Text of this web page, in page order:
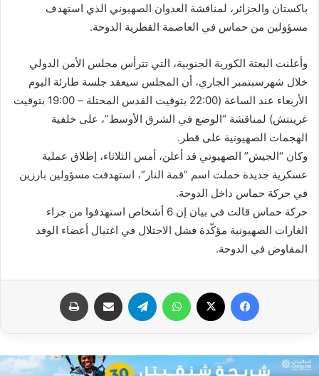
باكستان والجزائر، لمناقشة العدوان الصهيوني الذي استهدف
مسؤولين من حماس في العاصمة القطرية الدوحة.
وأعلنت البعثة الكورية الجنوبية، التي تترأس مجلس الأمن الدولي
خلال شهرسبتمبر الجاري، أن المجلس سيعقد جلسة طارئة اليوم
الأربعاء عند الساعة (22:00 بتوقيت القدس المحتلة – 19:00 بتوقيت
غرينتش) لمناقشة “الوضع في الشرق الأوسط”، على خلفية
الهجمات الصهيونية على قطر.
وكان “الجيش” الصهيوني قد أعلن، أمس الثلاثاء، إطلاق عملية
عسكرية جديدة حملت اسم “قمة النار”، استهدفت مسؤولين بارزين
في حركة حماس داخل الدوحة.
حركة حماس قالت في بيان إن 6 أشخاص استهدفوا من جراء
الغارات الصهيونية مؤكّدة فشل الاحتلال في اغتيال أعضاء الوفد
المفاوض في الدوحة.
فيسبوك واتساب تيلقرام مشاركة عبر البريد